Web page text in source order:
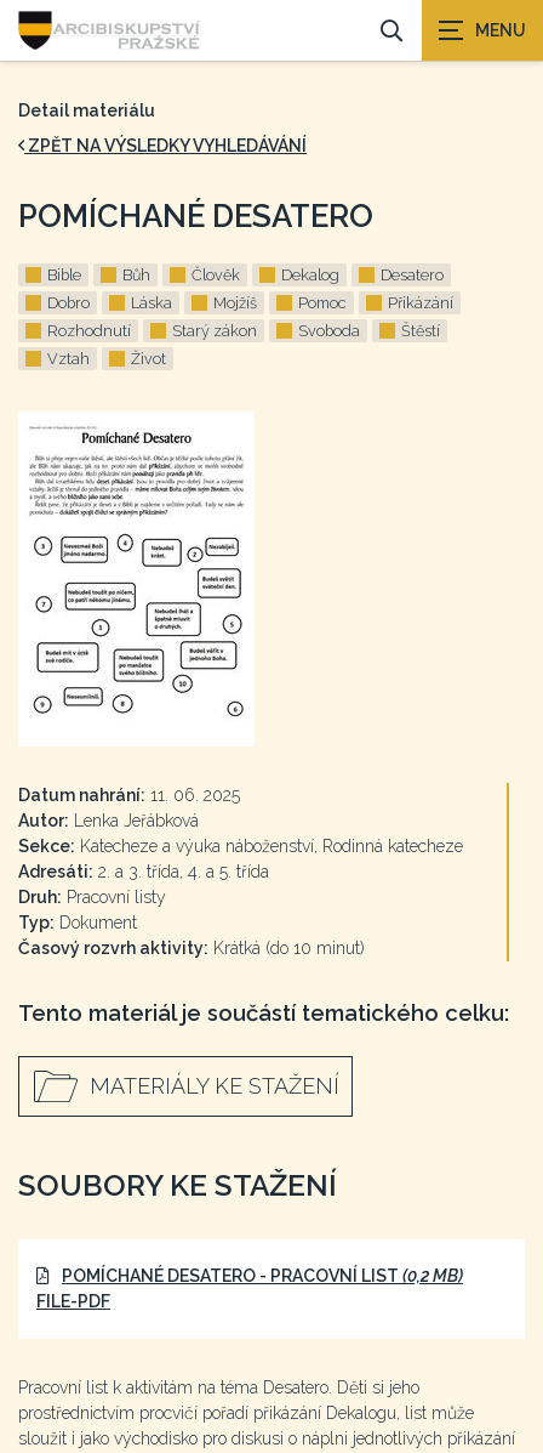
Detail materiálu
ZPĚT NA VÝSLEDKY VYHLEDÁVÁNÍ
POMÍCHANÉ DESATERO
Bible Bůh Člověk Dekalog
Desatero
Dobro
Láska Mojžíš Pomoc
Přikázání
Rozhodnutí
Starý zákon Svoboda
Štěstí
Vztah
Život
Datum nahrání: 11. 06. 2025
Autor: Lenka Jeřábková
Sekce: Katecheze a výuka náboženství, Rodinná katecheze
Adresáti: 2. a 3. třída, 4. a 5. třída
Druh: Pracovní listy
Typ: Dokument
Časový rozvrh aktivity: Krátká (do 10 minut)
Tento materiál je součástí tematického celku:
MATERIÁLY KE STAŽENÍ
SOUBORY KE STAŽENÍ
POMÍCHANÉ DESATERO - PRACOVNÍ LIST (0,2 MB)
FILE-PDF
Pracovní list k aktivitám na téma Desatero. Děti si jeho
prostřednictvím procvičí pořadí přikázání Dekalogu, list může
sloužit i jako východisko pro diskusi o náplni jednotlivých přikázání